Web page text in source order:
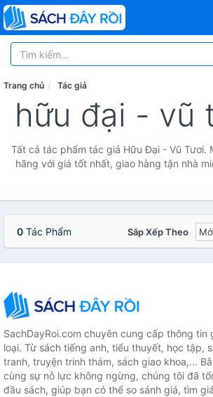
Trang chủ Tác giả
hữu đại - vũ
Tất cả tác phẩm tác giả Hữu Đại - Vũ Tươi.
hãng với giá tốt nhất, giao hàng tận nhà
0 Tác Phẩm Sắp Xếp Theo
SachDayRoi.com chuyên cung cấp thông tin
loại. Từ sách tiếng anh, tiểu thuyết, học tập,
tranh, truyện trinh thám, sách giao khoa,...
cùng sự nỗ lực không ngừng, chúng tôi đã
đầu sách, giúp bạn có thể so sánh giá, tìm